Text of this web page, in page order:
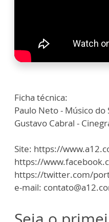
Ficha técnica:
Paulo Neto - Músico do
Gustavo Cabral -
Site: https://
https://
https://twitter.com/
e-mail: